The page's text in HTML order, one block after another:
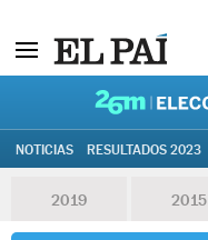
NOTICIAS RESULTADOS 2023
2019 2015